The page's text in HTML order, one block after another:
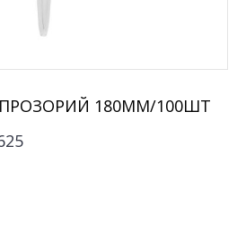
ПРОЗОРИЙ 180ММ/100ШТ